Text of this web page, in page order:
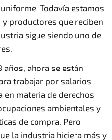
Todavía estamos
productores que reciben
sigue siendo uno de
años, ahora se están
trabajar por salarios
en materia de derechos
ambientales y
de compra. Pero
la industria hiciera más y